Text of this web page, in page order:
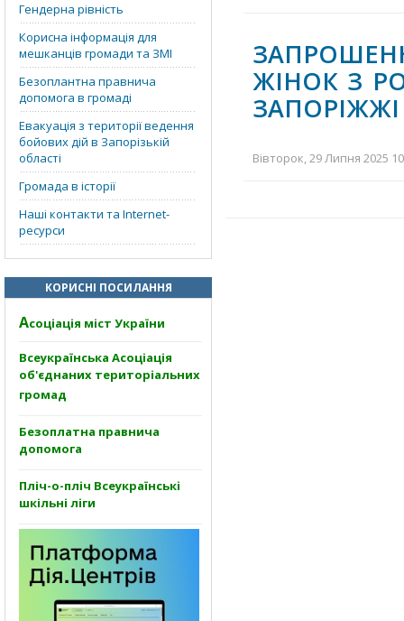
Гендерна рівність
Корисна інформація для
мешканців громади та ЗМІ
Безоплантна правнича
допомога в громаді
Евакуація з території ведення
бойових дій в Запорізькій
області
Громада в історії
Наші контакти та Internet-
ресурси
КОРИСНІ ПОСИЛАННЯ
Асоціація міст України
Всеукраїнська Асоціація
об'єднаних територіальних
громад
Безоплатна правнича
допомога
Пліч-о-пліч Всеукраїнські
шкільні ліги
ЖІНОК З
ЗАПОРІЖЖІ
Вівторок, 29 Липня 2025